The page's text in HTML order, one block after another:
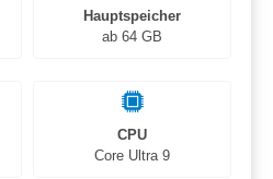
Hauptspeicher
ab 64 GB
CPU
Core Ultra 9